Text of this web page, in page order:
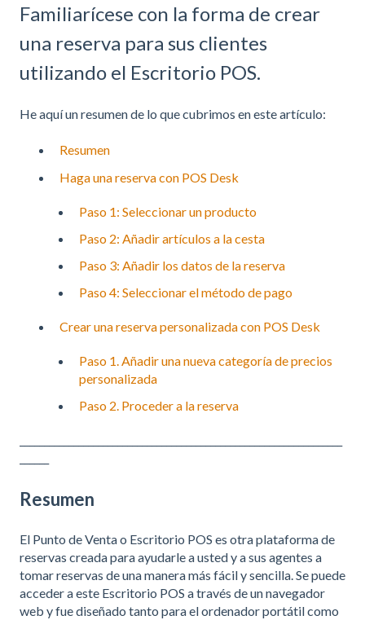
Familiarícese con la forma de crear
una reserva para sus clientes
utilizando el Escritorio POS.
He aquí un resumen de lo que cubrimos en este artículo:
Resumen
Haga una reserva con POS Desk
Paso 1: Seleccionar un producto
Paso 2: Añadir artículos a la cesta
Paso 3: Añadir los datos de la reserva
Paso 4: Seleccionar el método de pago
Crear una reserva personalizada con POS Desk
Paso 1. Añadir una nueva categoría de precios
personalizada
Paso 2. Proceder a la reserva
Resumen
El Punto de Venta o Escritorio POS es otra plataforma de
reservas creada para ayudarle a usted y a sus agentes a
tomar reservas de una manera más fácil y sencilla. Se puede
acceder a este Escritorio POS a través de un navegador
web y fue diseñado tanto para el ordenador portátil como